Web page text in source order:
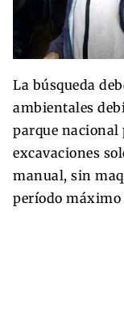
La búsqueda
ambientales
parque nacional
excavaciones
manual, sin
período máximo